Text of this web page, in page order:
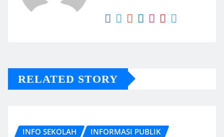
RELATED STORY
INFO SEKOLAH INFORMASI PUBLIK